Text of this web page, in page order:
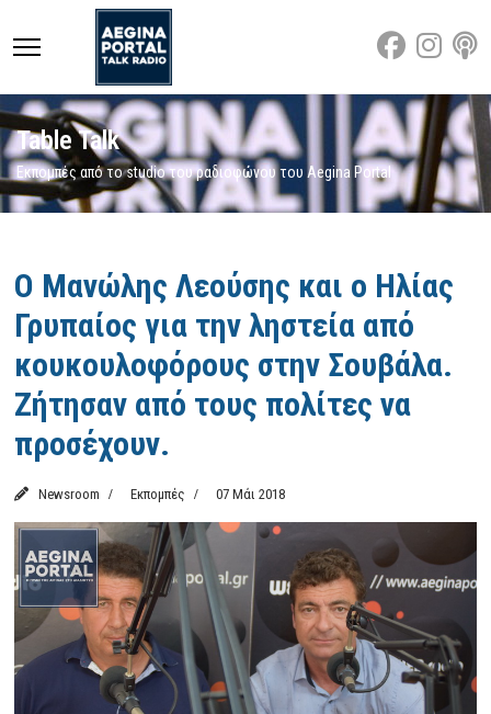
Table Talk
Εκπομπές από το studio του ραδιοφώνου του Aegina Portal
Ο Μανώλης Λεούσης και ο Ηλίας
Γρυπαίος για την ληστεία από
κουκουλοφόρους στην Σουβάλα.
Ζήτησαν από τους πολίτες να
προσέχουν.
Newsroom Εκπομπές 07 Μάι 2018